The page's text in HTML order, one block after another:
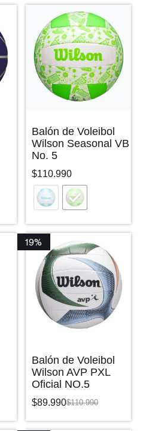
Balón de Voleibol
Wilson Seasonal VB
No. 5
$110.990
19%
Balón de Voleibol
Wilson AVP PXL
Oficial NO.5
$110.990
$89.990